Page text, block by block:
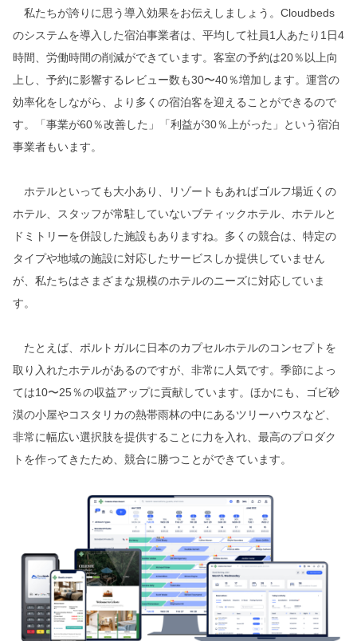
私たちが誇りに思う導入効果をお伝えしましょう。Cloudbeds
のシステムを導入した宿泊事業者は、平均して社員1人あたり1日4
時間、労働時間の削減ができています。客室の予約は20％以上向
上し、予約に影響するレビュー数も30〜40％増加します。運営の
効率化をしながら、より多くの宿泊客を迎えることができるので
す。「事業が60％改善した」「利益が30％上がった」という宿泊
事業者もいます。
ホテルといっても大小あり、リゾートもあればゴルフ場近くの
ホテル、スタッフが常駐していないブティックホテル、ホテルと
ドミトリーを併設した施設もありますね。多くの競合は、特定の
タイプや地域の施設に対応したサービスしか提供していません
が、私たちはさまざまな規模のホテルのニーズに対応していま
す。
たとえば、ポルトガルに日本のカプセルホテルのコンセプトを
取り入れたホテルがあるのですが、非常に人気です。季節によっ
ては10〜25％の収益アップに貢献しています。ほかにも、ゴビ砂
漠の小屋やコスタリカの熱帯雨林の中にあるツリーハウスなど、
非常に幅広い選択肢を提供することに力を入れ、最高のプロダク
トを作ってきたため、競合に勝つことができています。